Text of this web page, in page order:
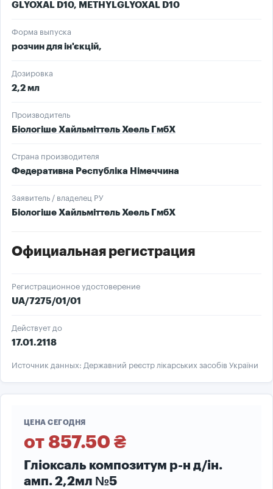
GLYOXAL D10, METHYLGLYOXAL D10
Форма выпуска
розчин для ін'єкцій,
Дозировка
2,2 мл
Производитель
Біологіше Хайльміттель Хеель ГмбХ
Страна производителя
Федеративна Республіка Німеччина
Заявитель / владелец РУ
Біологіше Хайльміттель Хеель ГмбХ
Официальная регистрация
Регистрационное удостоверение
UA/7275/01/01
Действует до
17.01.2118
Источник данных: Державний реєстр лікарських засобів України
ЦЕНА СЕГОДНЯ
от 857.50 ₴
Гліоксаль композитум р-н д/ін.
амп. 2,2мл №5